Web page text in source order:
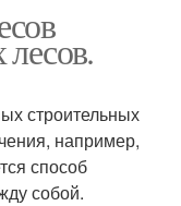
строительных
например,
способ
собой.